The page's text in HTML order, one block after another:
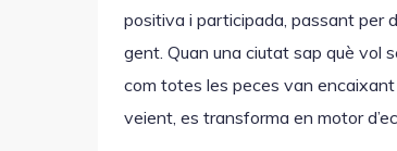
positiva i participada, passant per
gent. Quan una ciutat sap què vol
com totes les peces van
veient, es transforma en motor